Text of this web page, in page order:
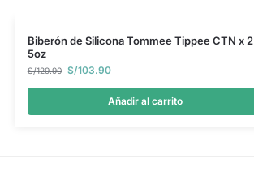
Biberón de Silicona Tommee Tippee CTN x 2
5oz
S/129.90 S/103.90
Añadir al carrito